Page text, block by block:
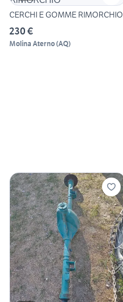
CERCHI E GOMME RIMORCHIO
230 €
Molina Aterno(AQ)